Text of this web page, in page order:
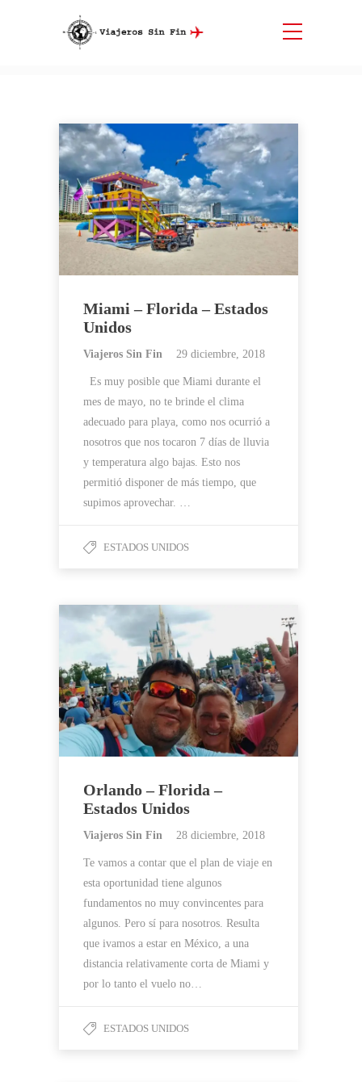
Etiqueta: Playa
Miami – Florida – Estados
Unidos
Viajeros Sin Fin 29 diciembre, 2018
Es muy posible que Miami durante el
mes de mayo, no te brinde el clima
adecuado para playa, como nos ocurrió a
nosotros que nos tocaron 7 días de lluvia
y temperatura algo bajas. Esto nos
permitió disponer de más tiempo, que
supimos aprovechar. …
ESTADOS UNIDOS
Orlando – Florida –
Estados Unidos
Viajeros Sin Fin 28 diciembre, 2018
Te vamos a contar que el plan de viaje en
esta oportunidad tiene algunos
fundamentos no muy convincentes para
algunos. Pero sí para nosotros. Resulta
que ivamos a estar en México, a una
distancia relativamente corta de Miami y
por lo tanto el vuelo no…
ESTADOS UNIDOS